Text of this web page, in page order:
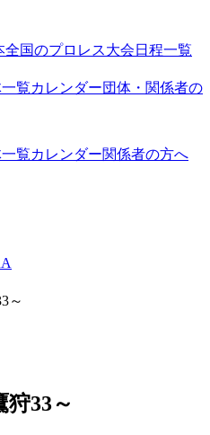
全国のプロレス大会日程一覧
覧カレンダー団体・関係者の
覧カレンダー関係者の方へ
～
33～